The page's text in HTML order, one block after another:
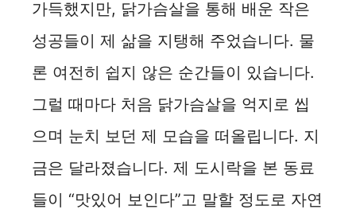
가득했지만, 닭가슴살을 통해 배운 작은
성공들이 제 삶을 지탱해 주었습니다. 물
론 여전히 쉽지 않은 순간들이 있습니다.
그럴 때마다 처음 닭가슴살을 억지로 씹
으며 눈치 보던 제 모습을 떠올립니다. 지
금은 달라졌습니다. 제 도시락을 본 동료
들이 “맛있어 보인다”고 말할 정도로 자연